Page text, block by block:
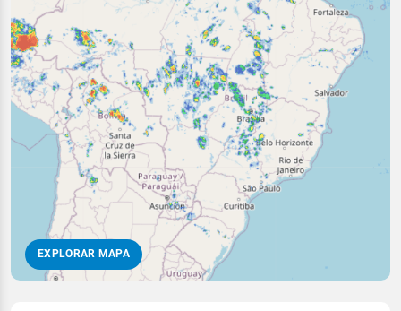
EXPLORAR MAPA